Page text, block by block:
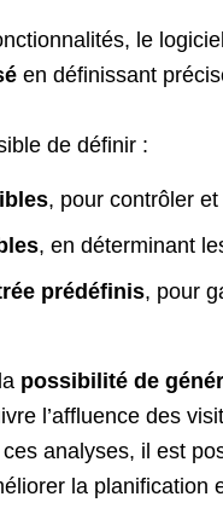
le
en définissant
de définir :
, pour contrôler
, en déterminant
prédéfinis, pour
possibilité de
l’affluence des
analyses, il est
la